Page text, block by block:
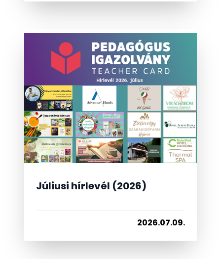
Júliusi hírlevél (2026)
2026.07.09.